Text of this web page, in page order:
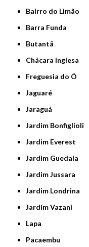
Bairro do Limão
Barra Funda
Butantã
Chácara Inglesa
Freguesia do Ó
Jaguaré
Jaraguá
Jardim Bonfiglioli
Jardim Everest
Jardim Guedala
Jardim Jussara
Jardim Londrina
Jardim Vazani
Lapa
Pacaembu